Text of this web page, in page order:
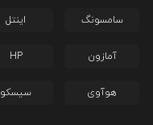
سامسونگ اینتل
آمازون HP
هوآوی سیسکو